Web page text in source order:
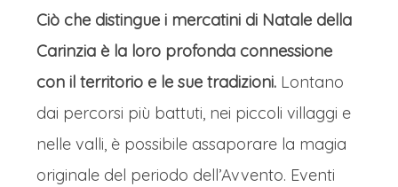
Nel tardo pomeriggio ci dirigeremo
con il pullman in hotel per il
pernottamento. Dopo il check-in in
hotel è prevista la cena e la possibilità
di una prima passeggiata serale alla
scoperta della capitale della Stiria
Ciò che distingue i mercatini di Natale della
Carinzia è la loro profonda connessione
con il territorio e le sue tradizioni. Lontano
dai percorsi più battuti, nei piccoli villaggi e
nelle valli, è possibile assaporare la magia
originale del periodo dell’Avvento. Eventi